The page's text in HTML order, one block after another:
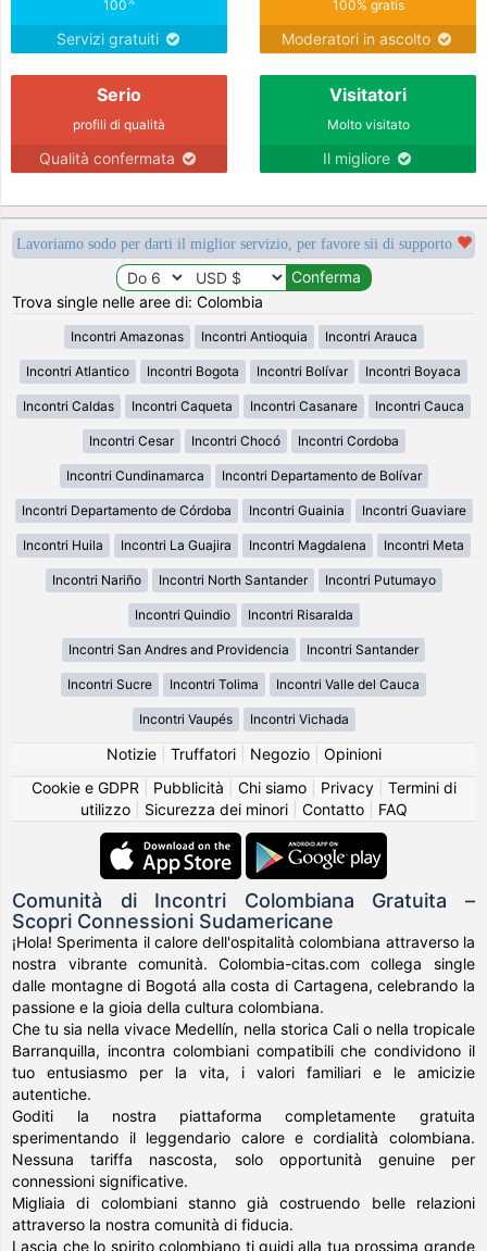
100
Servizi gratuiti
100% gratis
Moderatori in ascolto
Serio
profili di qualità
Qualità confermata
Visitatori
Molto visitato
Il migliore
Lavoriamo sodo per darti il miglior servizio, per favore sii di supporto
Trova single nelle aree di: Colombia
Incontri Amazonas Incontri Antioquia Incontri Arauca
Incontri Atlantico Incontri Bogota Incontri Bolívar Incontri Boyaca
Incontri Caldas Incontri Caqueta Incontri Casanare Incontri Cauca
Incontri Cesar Incontri Chocó Incontri Cordoba
Incontri Cundinamarca Incontri Departamento de Bolívar
Incontri Departamento de Córdoba Incontri Guainia Incontri Guaviare
Incontri Huila Incontri La Guajira Incontri Magdalena Incontri Meta
Incontri Nariño Incontri North Santander Incontri Putumayo
Incontri Quindio Incontri Risaralda
Incontri San Andres and Providencia Incontri Santander
Incontri Sucre Incontri Tolima Incontri Valle del Cauca
Incontri Vaupés Incontri Vichada
Notizie| Truffatori| Negozio| Opinioni
Cookie e GDPR
Pubblicità Chi siamo| Privacy| Termini di
utilizzo| Sicurezza dei minori| Contatto| FAQ
Comunità di Incontri Colombiana Gratuita –
Scopri Connessioni Sudamericane
¡Hola! Sperimenta il calore dell'ospitalità colombiana attraverso la
nostra vibrante comunità. Colombia-citas.com collega single
dalle montagne di Bogotá alla costa di Cartagena, celebrando la
passione e la gioia della cultura colombiana.
Che tu sia nella vivace Medellín, nella storica Cali o nella tropicale
Barranquilla, incontra colombiani compatibili che condividono il
tuo entusiasmo per la vita, i valori familiari e le amicizie
autentiche.
Goditi la nostra piattaforma completamente gratuita
sperimentando il leggendario calore e cordialità colombiana.
Nessuna tariffa nascosta, solo opportunità genuine per
connessioni significative.
Migliaia di colombiani stanno già costruendo belle relazioni
attraverso la nostra comunità di fiducia.
Lascia che lo spirito colombiano ti guidi alla tua prossima grande